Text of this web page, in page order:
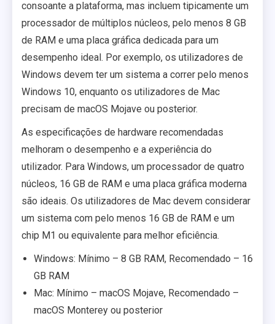
consoante a plataforma, mas incluem tipicamente um
processador de múltiplos núcleos, pelo menos 8 GB
de RAM e uma placa gráfica dedicada para um
desempenho ideal. Por exemplo, os utilizadores de
Windows devem ter um sistema a correr pelo menos
Windows 10, enquanto os utilizadores de Mac
precisam de macOS Mojave ou posterior.
As especificações de hardware recomendadas
melhoram o desempenho e a experiência do
utilizador. Para Windows, um processador de quatro
núcleos, 16 GB de RAM e uma placa gráfica moderna
são ideais. Os utilizadores de Mac devem considerar
um sistema com pelo menos 16 GB de RAM e um
chip M1 ou equivalente para melhor eficiência.
Windows: Mínimo – 8 GB RAM, Recomendado – 16
GB RAM
Mac: Mínimo – macOS Mojave, Recomendado –
macOS Monterey ou posterior